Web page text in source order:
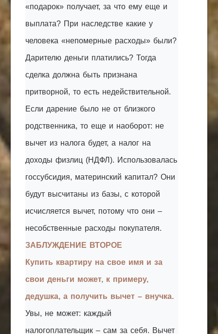
«подарок» получает, за что ему еще и
выплата? При наследстве какие у
человека «непомерные расходы» были?
Дарителю деньги платились? Тогда
сделка должна быть признана
притворной, то есть недействительной.
Если дарение было не от близкого
родственника, то еще и наоборот: не
вычет из налога будет, а налог на
доходы физлиц (НДФЛ). Использовалась
госсубсидия, материнский капитал? Они
будут высчитаны из базы, с которой
исчисляется вычет, потому что они –
несобственные расходы покупателя.
ЗАБЛУЖДЕНИЕ ВТОРОЕ
Купить квартиру на свое имя и за
свои деньги может, к примеру,
дедушка, а получить вычет – внучка.
Увы, не может: каждый
налогоплательщик – сам за себя. Вычет